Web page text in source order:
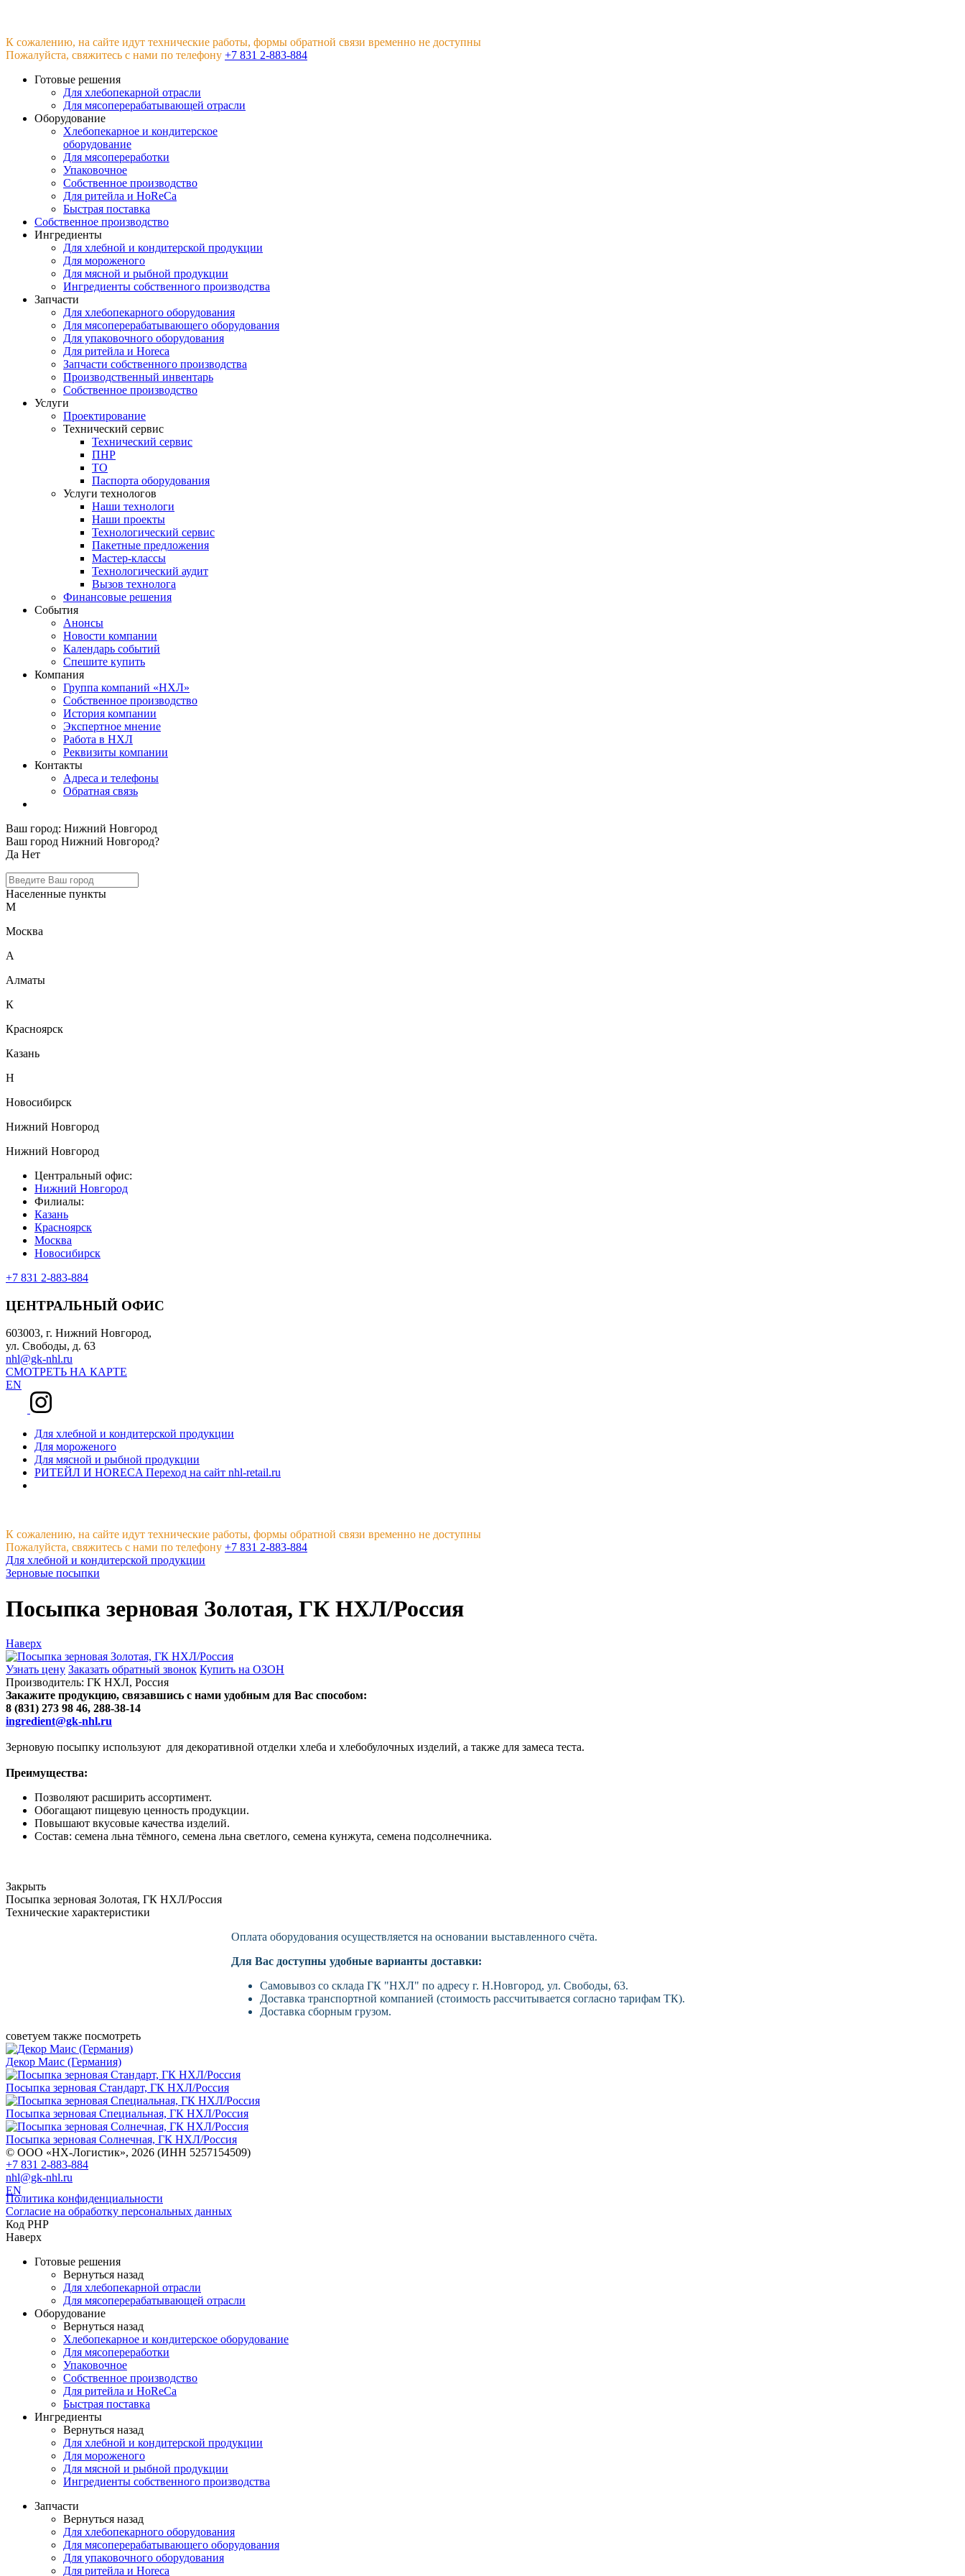
К сожалению, на сайте идут технические работы, формы обратной связи временно не доступны
Пожалуйста, свяжитесь с нами по телефону +7 831 2-883-884
Готовые решения
Для хлебопекарной отрасли
Для мясоперерабатывающей отрасли
Оборудование
Хлебопекарное и кондитерское
оборудование
Для мясопереработки
Упаковочное
Собственное производство
Для ритейла и HoReCa
Быстрая поставка
Собственное производство
Ингредиенты
Для хлебной и кондитерской продукции
Для мороженого
Для мясной и рыбной продукции
Ингредиенты собственного производства
Запчасти
Для хлебопекарного оборудования
Для мясоперерабатывающего оборудования
Для упаковочного оборудования
Для ритейла и Horeca
Запчасти собственного производства
Производственный инвентарь
Собственное производство
Услуги
Проектирование
Технический сервис
Технический сервис
ПНР
ТО
Паспорта оборудования
Услуги технологов
Наши технологи
Наши проекты
Технологический сервис
Пакетные предложения
Мастер-классы
Технологический аудит
Вызов технолога
Финансовые решения
События
Анонсы
Новости компании
Календарь событий
Спешите купить
Компания
Группа компаний «НХЛ»
Собственное производство
История компании
Экспертное мнение
Работа в НХЛ
Реквизиты компании
Контакты
Адреса и телефоны
Обратная связь
Ваш город: Нижний Новгород
Ваш город Нижний Новгород?
Да Нет
Населенные пункты
М
Москва
А
Алматы
К
Красноярск
Казань
Н
Новосибирск
Нижний Новгород
Нижний Новгород
Центральный офис:
Нижний Новгород
Филиалы:
Казань
Красноярск
Москва
Новосибирск
+7 831 2-883-884
ЦЕНТРАЛЬНЫЙ ОФИС
603003, г. Нижний Новгород,
ул. Свободы, д. 63
nhl@gk-nhl.ru
СМОТРЕТЬ НА КАРТЕ
EN
Для хлебной и кондитерской продукции
Для мороженого
Для мясной и рыбной продукции
РИТЕЙЛ И HORECAПереход на сайт nhl-retail.ru
К сожалению, на сайте идут технические работы, формы обратной связи временно не доступны
Пожалуйста, свяжитесь с нами по телефону +7 831 2-883-884
Для хлебной и кондитерской продукции
Зерновые посыпки
Посыпка зерновая Золотая, ГК НХЛ/Россия
Наверх
Узнать цену Заказать обратный звонок Купить на ОЗОН
Производитель: ГК НХЛ, Россия
Закажите продукцию, связавшись с нами удобным для Вас способом:
8 (831) 273 98 46, 288-38-14
ingredient@gk-nhl.ru
Зерновую посыпку используют для декоративной отделки хлеба и хлебобулочных изделий, а также для замеса теста.
Преимущества:
Позволяют расширить ассортимент.
Обогащают пищевую ценность продукции.
Повышают вкусовые качества изделий.
Состав: семена льна тёмного, семена льна светлого, семена кунжута, семена подсолнечника.
Закрыть
Посыпка зерновая Золотая, ГК НХЛ/Россия
Технические характеристики
Оплата оборудования осуществляется на основании выставленного счёта.
Для Вас доступны удобные варианты доставки:
Самовывоз со склада ГК "НХЛ" по адресу г. Н.Новгород, ул. Свободы, 63.
Доставка транспортной компанией (стоимость рассчитывается согласно тарифам ТК).
Доставка сборным грузом.
советуем также посмотреть
Декор Маис (Германия)
Посыпка зерновая Стандарт, ГК НХЛ/Россия
Посыпка зерновая Специальная, ГК НХЛ/Россия
Посыпка зерновая Солнечная, ГК НХЛ/Россия
© ООО «НХ-Логистик», 2026 (ИНН 5257154509)
+7 831 2-883-884
nhl@gk-nhl.ru
EN
Политика конфиденциальности
Согласие на обработку персональных данных
Код PHP
Наверх
Готовые решения
Вернуться назад
Для хлебопекарной отрасли
Для мясоперерабатывающей отрасли
Оборудование
Вернуться назад
Хлебопекарное и кондитерское оборудование
Для мясопереработки
Упаковочное
Собственное производство
Для ритейла и HoReCa
Быстрая поставка
Ингредиенты
Вернуться назад
Для хлебной и кондитерской продукции
Для мороженого
Для мясной и рыбной продукции
Ингредиенты собственного производства
Запчасти
Вернуться назад
Для хлебопекарного оборудования
Для мясоперерабатывающего оборудования
Для упаковочного оборудования
Для ритейла и Horeca